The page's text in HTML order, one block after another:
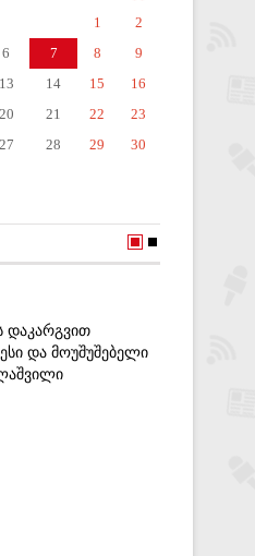
1
2
6 7 8
9
13 14 15
16
20 21 22
23
27 28 29
30
ᲓᲐᲙᲐᲠᲒᲕᲘᲗ
ᲓᲐ ᲛᲝᲣᲨᲣᲨᲔᲑᲔᲚᲘ